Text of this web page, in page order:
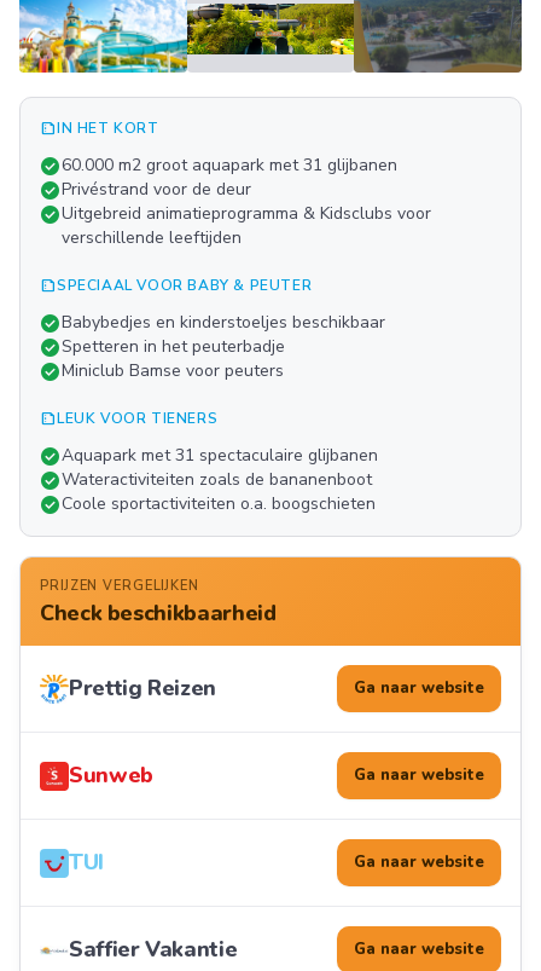
FOTO'S
summarizeIN HET KORT
check_circle60.000 m2 groot aquapark met 31 glijbanen
check_circlePrivéstrand voor de deur
check_circleUitgebreid animatieprogramma & Kidsclubs voor
verschillende leeftijden
summarizeSPECIAAL VOOR BABY & PEUTER
check_circleBabybedjes en kinderstoeljes beschikbaar
check_circleSpetteren in het peuterbadje
check_circleMiniclub Bamse voor peuters
summarizeLEUK VOOR TIENERS
check_circleAquapark met 31 spectaculaire glijbanen
check_circleWateractiviteiten zoals de bananenboot
check_circleCoole sportactiviteiten o.a. boogschieten
PRIJZEN VERGELIJKEN
Check beschikbaarheid
Prettig Reizen Ga naar website
Sunweb Ga naar website
TUI Ga naar website
Saffier Vakantie Ga naar website